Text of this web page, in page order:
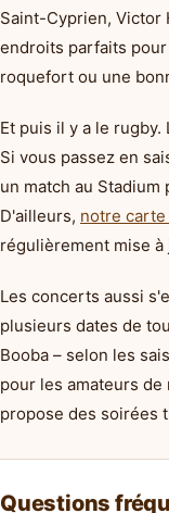
Saint-Cyprien, Victor
endroits parfaits
roquefort ou une
Et puis il y a le
Si vous passez en
un match au
D'ailleurs, notre
régulièrement mise à
Les concerts aussi
plusieurs dates de
Booba – selon les
pour les amateurs
propose des soirées
Questions